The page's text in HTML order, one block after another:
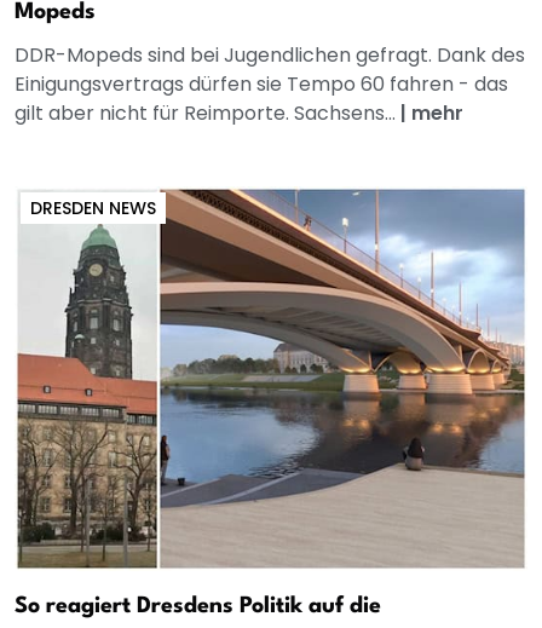
Mopeds
DDR-Mopeds sind bei Jugendlichen gefragt. Dank des
Einigungsvertrags dürfen sie Tempo 60 fahren - das
gilt aber nicht für Reimporte. Sachsens... | mehr
DRESDEN NEWS
So reagiert Dresdens Politik auf die